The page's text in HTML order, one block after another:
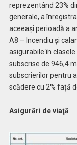
reprezentând 23%
generale, a
aceeași perioadă a
A8 – Incendiu și
asigurabile în
subscrise de 946,4
subscrierilor pentru
scădere cu 2% față
Asigurări de viaţă